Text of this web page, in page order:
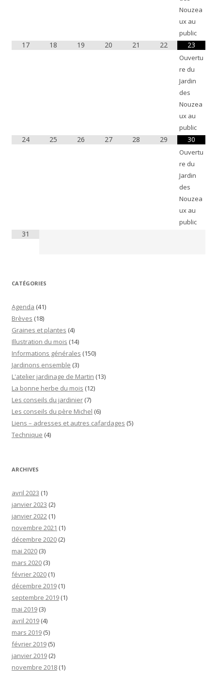
Nouzea
ux au
public
17 18 19 20 21 22 23
Ouvertu
re du
Jardin
des
Nouzea
ux au
public
24 25 26 27 28 29 30
Ouvertu
re du
Jardin
des
Nouzea
ux au
public
31
CATÉGORIES
Agenda (41)
Brèves (18)
Graines et plantes (4)
Illustration du mois (14)
Informations générales (150)
Jardinons ensemble (3)
L'atelier jardinage de Martin (13)
La bonne herbe du mois (12)
Les conseils du jardinier (7)
Les conseils du père Michel (6)
Liens – adresses et autres cafardages (5)
Technique (4)
ARCHIVES
avril 2023 (1)
janvier 2023 (2)
janvier 2022 (1)
novembre 2021 (1)
décembre 2020 (2)
mai 2020 (3)
mars 2020 (3)
février 2020 (1)
décembre 2019 (1)
septembre 2019 (1)
mai 2019 (3)
avril 2019 (4)
mars 2019 (5)
février 2019 (5)
janvier 2019 (2)
novembre 2018 (1)